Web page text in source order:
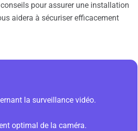
pour assurer une installation
aidera à sécuriser efficacement
la surveillance vidéo.
optimal de la caméra.